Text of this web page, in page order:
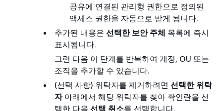
공유에 연결된 관리형 권한으로 정의된
액세스 권한을 자동으로 받게 됩니다.
추가된 내용은 선택한 보안 주체 목록에 즉시
표시됩니다.
그런 다음 이 단계를 반복하여 계정, OU 또는
조직을 추가할 수 있습니다.
(선택 사항) 위탁자를 제거하려면 선택한 위탁
자아래에서 해당 위탁자를 찾아 확인란을 선
택한 다음 선택 취소를 선택합니다.